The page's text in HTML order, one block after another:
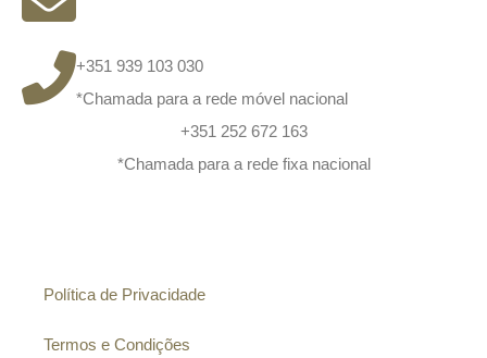
+351 939 103 030
*Chamada para a rede móvel nacional
+351 252 672 163
*Chamada para a rede fixa nacional
Política de Privacidade
Termos e Condições